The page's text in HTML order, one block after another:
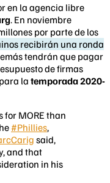
en la agencia libre
. En noviembre
por parte de los
recibirán una ronda
tendrán que pagar
de firmas
la temporada 2020-
for MORE than
#Phillies,
said,
and that
in his